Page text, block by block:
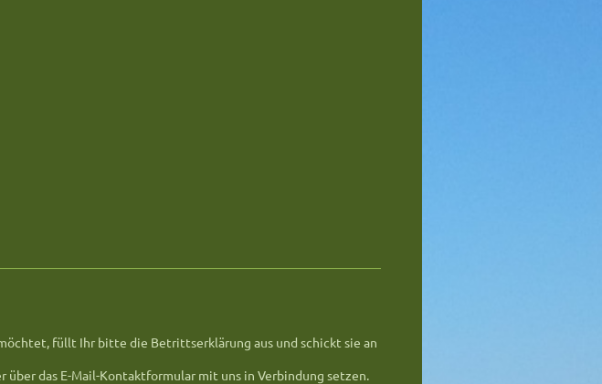
füllt Ihr bitte die Betrittserklärung aus und schickt sie an
das E-Mail-Kontaktformular mit uns in Verbindung setzen.